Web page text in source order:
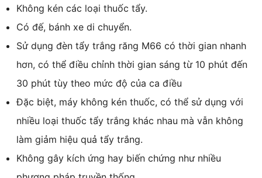
Không kén các loại thuốc tẩy.
Có đế, bánh xe di chuyển.
Sử dụng đèn tẩy trắng răng M66 có thời gian nhanh
hơn, có thể điều chỉnh thời gian sáng từ 10 phút đến
30 phút tùy theo mức độ của ca điều
Đặc biệt, máy không kén thuốc, có thể sử dụng với
nhiều loại thuốc tẩy trắng khác nhau mà vẫn không
làm giảm hiệu quả tẩy trắng.
Không gây kích ứng hay biến chứng như nhiều